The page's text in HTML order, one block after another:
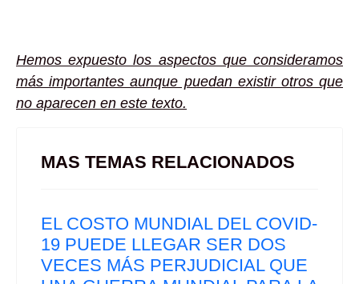
Hemos expuesto los aspectos que consideramos
más importantes aunque puedan existir otros que
no aparecen en este texto.
MAS TEMAS RELACIONADOS
EL COSTO MUNDIAL DEL COVID-
19 PUEDE LLEGAR SER DOS
VECES MÁS PERJUDICIAL QUE